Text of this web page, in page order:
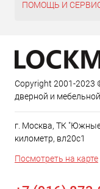
ПОМОЩЬ И
Copyright 2001-2023
дверной и
г. Москва, ТК
километр, вл20с1
Посмотреть на карте